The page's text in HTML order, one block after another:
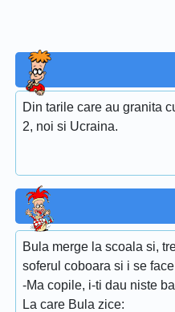
Din tarile care au granita
2, noi si Ucraina.
Bula merge la scoala si,
soferul coboara si i se
-Ma copile, i-ti dau niste
La care Bula zice: